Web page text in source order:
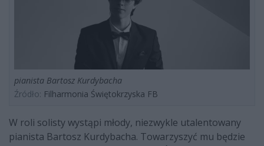
pianista Bartosz Kurdybacha
Źródło: Filharmonia Świętokrzyska FB
W roli solisty wystąpi młody, niezwykle utalentowany
pianista Bartosz Kurdybacha. Towarzyszyć mu będzie